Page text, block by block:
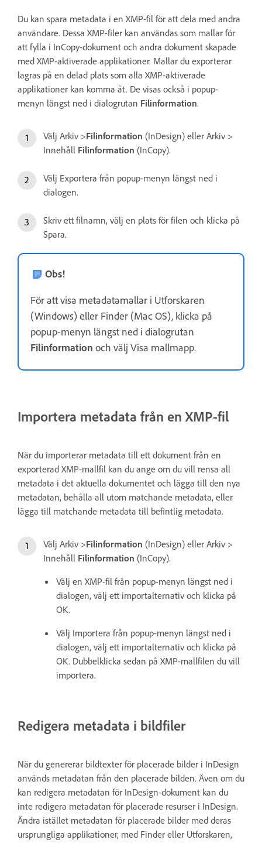
Du kan spara metadata i en XMP-fil för att dela med andra
användare. Dessa XMP-filer kan användas som mallar för
att fylla i InCopy-dokument och andra dokument skapade
med XMP-aktiverade applikationer. Mallar du exporterar
lagras på en delad plats som alla XMP-aktiverade
applikationer kan komma åt. De visas också i popup-
menyn längst ned i dialogrutan Filinformation.
Välj Arkiv >Filinformation (InDesign) eller Arkiv >
Innehåll Filinformation (InCopy).
Välj Exportera från popup-menyn längst ned i
dialogen.
Skriv ett filnamn, välj en plats för filen och klicka på
Spara.
Obs!
För att visa metadatamallar i Utforskaren
(Windows) eller Finder (Mac OS), klicka på
popup-menyn längst ned i dialogrutan
Filinformation och välj Visa mallmapp.
Importera metadata från en XMP-fil
När du importerar metadata till ett dokument från en
exporterad XMP-mallfil kan du ange om du vill rensa all
metadata i det aktuella dokumentet och lägga till den nya
metadatan, behålla all utom matchande metadata, eller
lägga till matchande metadata till befintlig metadata.
Välj Arkiv >Filinformation (InDesign) eller Arkiv >
Innehåll Filinformation (InCopy).
Välj en XMP-fil från popup-menyn längst ned i
dialogen, välj ett importalternativ och klicka på
OK.
Välj Importera från popup-menyn längst ned i
dialogen, välj ett importalternativ och klicka på
OK. Dubbelklicka sedan på XMP-mallfilen du vill
importera.
Redigera metadata i bildfiler
När du genererar bildtexter för placerade bilder i InDesign
används metadatan från den placerade bilden. Även om du
kan redigera metadatan för InDesign-dokument kan du
inte redigera metadatan för placerade resurser i InDesign.
Ändra istället metadatan för placerade bilder med deras
ursprungliga applikationer, med Finder eller Utforskaren,